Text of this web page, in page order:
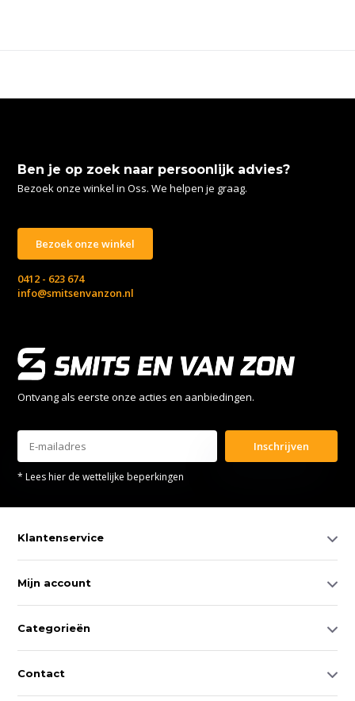
Ben je op zoek naar persoonlijk advies?
Bezoek onze winkel in Oss. We helpen je graag.
Bezoek onze winkel
0412 - 623 674
info@smitsenvanzon.nl
Ontvang als eerste onze acties en aanbiedingen.
Inschrijven
* Lees hier de wettelijke beperkingen
Klantenservice
Mijn account
Categorieën
Contact